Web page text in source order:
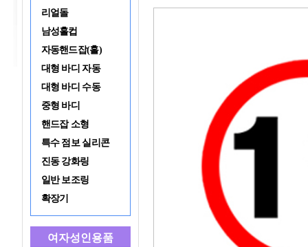
리얼돌
남성홀컵
자동핸드잡(홀)
대형 바디 자동
대형 바디 수동
중형 바디
핸드잡 소형
특수 점보 실리콘
진동 강화링
일반 보조링
확장기
여자성인용품